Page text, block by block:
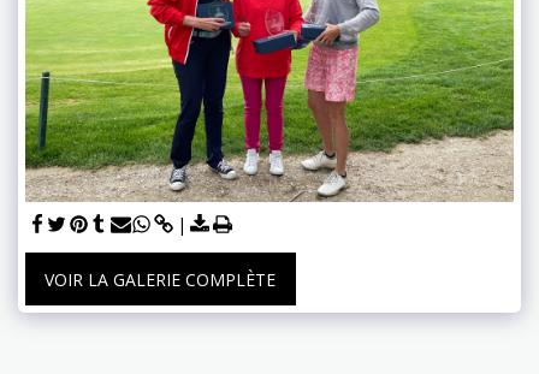
VOIR LA GALERIE COMPLÈTE